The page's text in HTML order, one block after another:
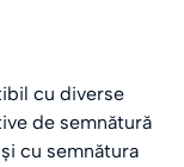
cu diverse
de semnătură
cu semnătura